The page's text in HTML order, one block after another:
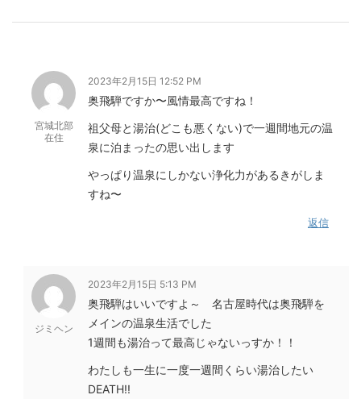
宮城北部
在住
2023年2月15日 12:52 PM
奥飛騨ですか〜風情最高ですね！
祖父母と湯治(どこも悪くない)で一週間地元の温
泉に泊まったの思い出します
やっぱり温泉にしかない浄化力があるきがしま
すね〜
返信
ジミヘン
2023年2月15日 5:13 PM
奥飛騨はいいですよ～ 名古屋時代は奥飛騨を
メインの温泉生活でした
1週間も湯治って最高じゃないっすか！！
わたしも一生に一度一週間くらい湯治したい
DEATH!!